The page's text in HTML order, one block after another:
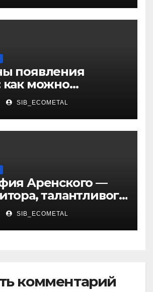
появления
можно
вирусом
SIB_ECOMETAL
Аренского —
талантливого
и педагога
SIB_ECOMETAL
комментарий